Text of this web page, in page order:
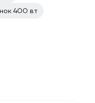
400 вт